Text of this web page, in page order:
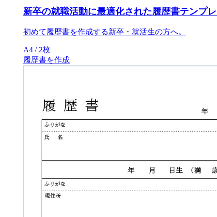
新卒の就職活動に最適化された履歴書テンプ
初めて履歴書を作成する新卒・就活生の方へ。
A4 / 2枚
履歴書を作成